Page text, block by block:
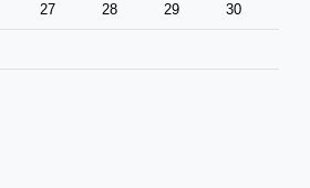
27 28 29 30